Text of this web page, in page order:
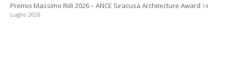
Premio Massimo Riili 2026 – ANCE Siracusa Architecture Award 14
Luglio 2026